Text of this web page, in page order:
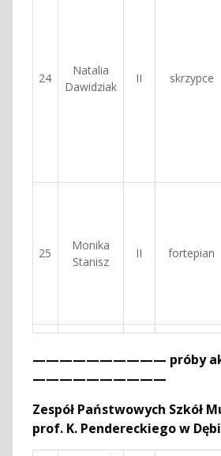
24
Natalia
Dawidziak
II skrzypce
25
Monika
Stanisz
II fortepian
—————————— próby
——————————
Zespół Państwowych Szkół
prof. K. Pendereckiego w